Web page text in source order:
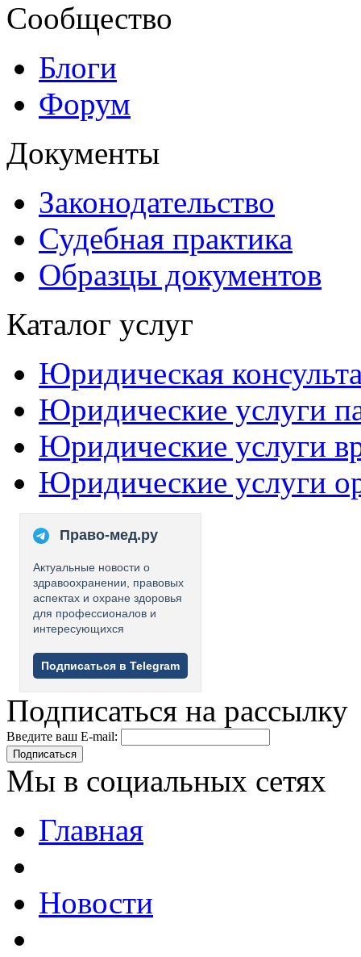
Сообщество
Блоги
Форум
Документы
Законодательство
Судебная практика
Образцы документов
Каталог услуг
Юридическая
Юридические услуги
Юридические услуги
Юридические услуги
Право-мед.ру
Актуальные новости о
здравоохранении, правовых
аспектах и охране здоровья
для профессионалов и
интересующихся
Подписаться в Telegram
Подписаться на рассылку
Введите ваш E-mail:
Подписаться
Мы в социальных сетях
Главная
Новости